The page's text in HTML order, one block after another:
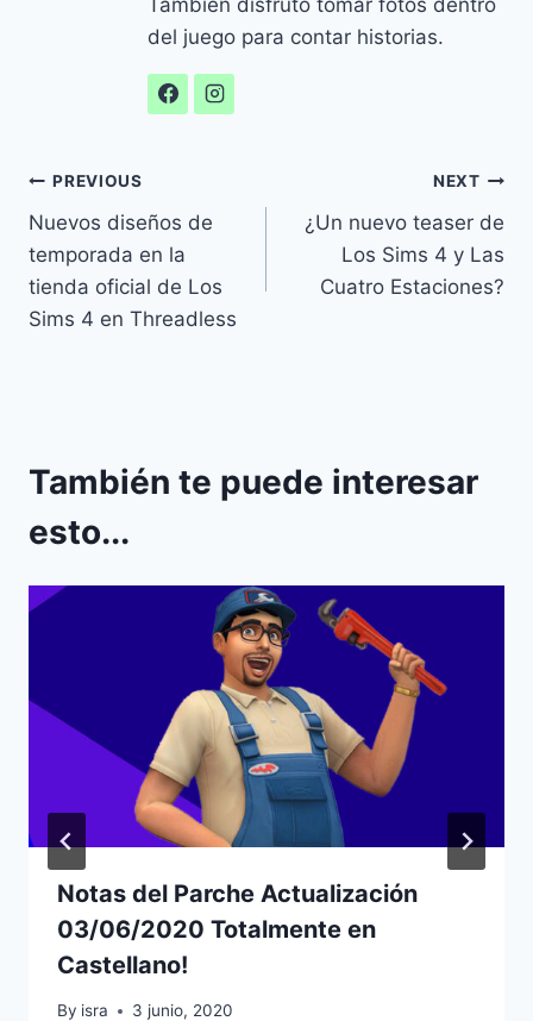
del juego para contar historias.
Navegación
de
entradas
PREVIOUS
Nuevos diseños de
temporada en la
tienda oficial de Los
Sims 4 en Threadless
NEXT
¿Un nuevo teaser de
Los Sims 4 y Las
Cuatro Estaciones?
También te puede interesar
esto...
Notas del Parche Actualización
03/06/2020 Totalmente en
Castellano!
By isra 3 junio, 2020